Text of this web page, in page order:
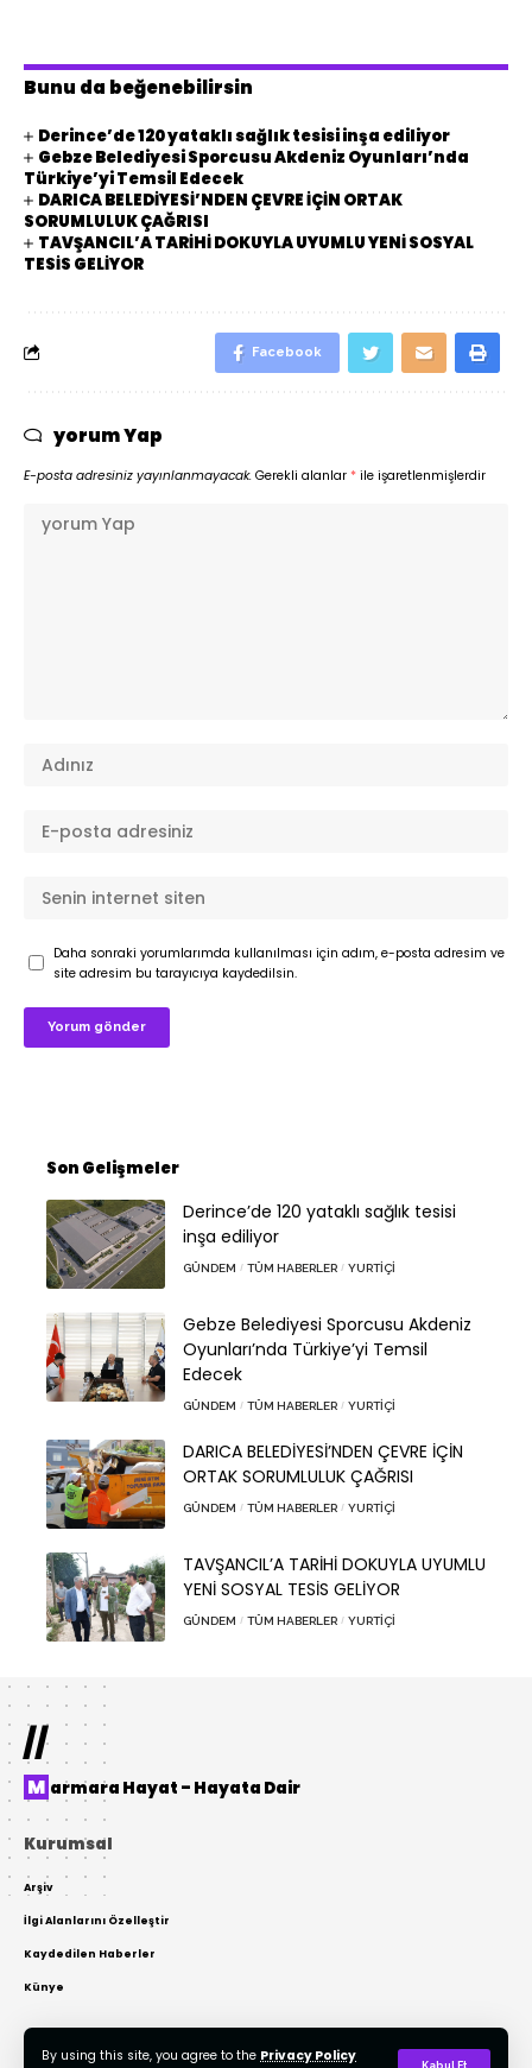
By using this site, you agree to the Privacy Policy
Kabul Et
Bunu da beğenebilirsin
Derince’de 120 yataklı sağlık tesisi inşa ediliyor
Gebze Belediyesi Sporcusu Akdeniz Oyunları’nda
Türkiye’yi Temsil Edecek
DARICA BELEDİYESİ’NDEN ÇEVRE İÇİN ORTAK
SORUMLULUK ÇAĞRISI
TAVŞANCIL’A TARİHİ DOKUYLA UYUMLU YENİ SOSYAL
TESİS GELİYOR
Facebook
yorum Yap
E-posta adresiniz yayınlanmayacak. Gerekli alanlar * ile işaretlenmişlerdir
Daha sonraki yorumlarımda kullanılması için adım, e-posta adresim ve
site adresim bu tarayıcıya kaydedilsin.
Son Gelişmeler
Derince’de 120 yataklı sağlık tesisi
inşa ediliyor
GÜNDEM TÜM HABERLER YURTIÇI
Gebze Belediyesi Sporcusu Akdeniz
Oyunları’nda Türkiye’yi Temsil
Edecek
GÜNDEM TÜM HABERLER YURTIÇI
DARICA BELEDİYESİ’NDEN ÇEVRE İÇİN
ORTAK SORUMLULUK ÇAĞRISI
GÜNDEM TÜM HABERLER YURTIÇI
TAVŞANCIL’A TARİHİ DOKUYLA UYUMLU
YENİ SOSYAL TESİS GELİYOR
GÜNDEM TÜM HABERLER YURTIÇI
//
Marmara Hayat – Hayata Dair
Kurumsal
Arşiv
İlgi Alanlarını Özelleştir
Kaydedilen Haberler
Künye